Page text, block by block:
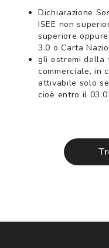
Dichiarazione
ISEE non
superiore
3.0 o Carta
gli estremi della
commerciale, in
attivabile solo
cioè entro il